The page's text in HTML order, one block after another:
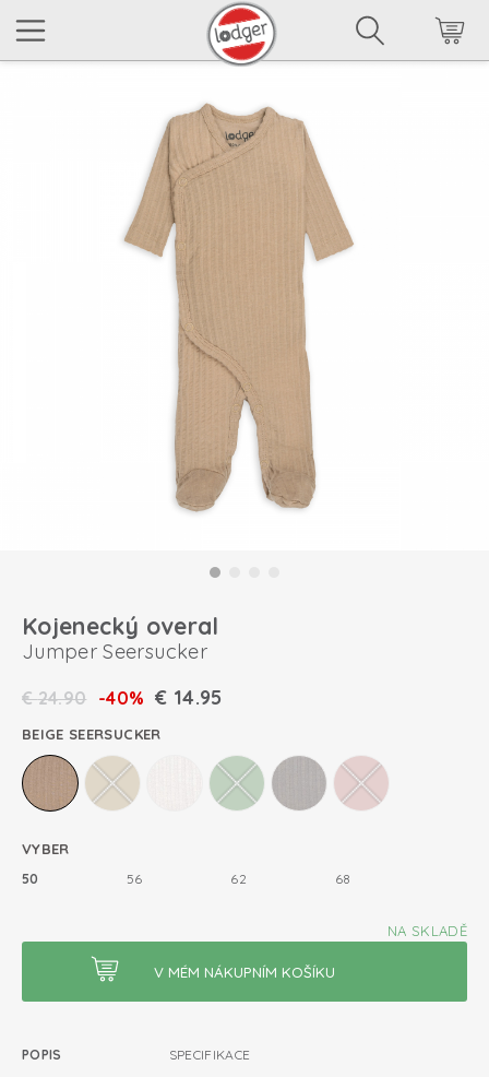
Kojenecký overal
Jumper Seersucker
€24.90 -40% € 14.95
BEIGE SEERSUCKER
VYBER
50 56 62 68
NA SKLADĚ
POPIS SPECIFIKACE